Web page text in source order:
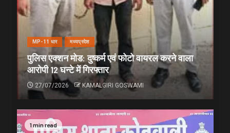
MP-11 धार मध्यप्रदेश
पुलिस एक्शन मोड: दुष्कर्म एवं फोटो वायरल करने वाला
आरोपी 12 घन्टे में गिरफ्तार
27/07/2026 KAMALGIRI GOSWAMI
1 min read